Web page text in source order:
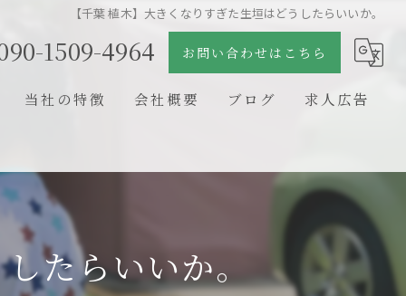
【千葉 植木】大きくなりすぎた生垣はどうしたらいいか。
1509-4964 お問い合わせはこちら
当社の特徴
石組
剪定
新築
会社概要 ブログ 求人広告
たらいいか。